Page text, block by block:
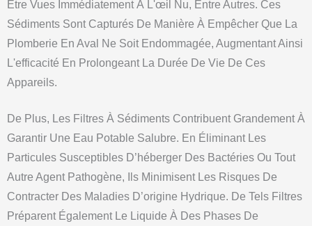
Être Vues Immédiatement À L'œil Nu, Entre Autres. Ces
Sédiments Sont Capturés De Manière À Empêcher Que La
Plomberie En Aval Ne Soit Endommagée, Augmentant Ainsi
L'efficacité En Prolongeant La Durée De Vie De Ces
Appareils.
De Plus, Les Filtres À Sédiments Contribuent Grandement À
Garantir Une Eau Potable Salubre. En Éliminant Les
Particules Susceptibles D’héberger Des Bactéries Ou Tout
Autre Agent Pathogène, Ils Minimisent Les Risques De
Contracter Des Maladies D’origine Hydrique. De Tels Filtres
Préparent Également Le Liquide À Des Phases De